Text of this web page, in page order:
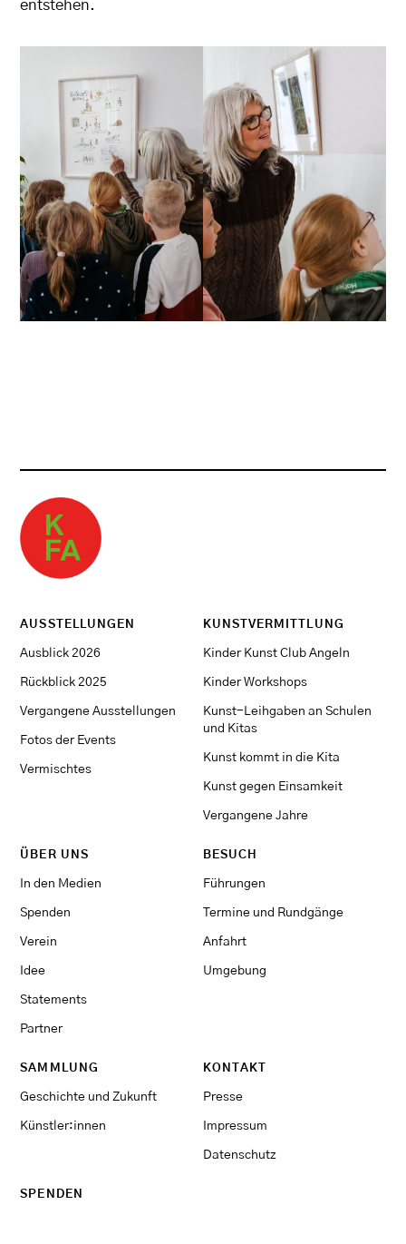
entstehen.
AUSSTELLUNGEN
Ausblick 2026
Rückblick 2025
Vergangene Ausstellungen
Fotos der Events
Vermischtes
KUNSTVERMITTLUNG
Kinder Kunst Club Angeln
Kinder Workshops
Kunst-Leihgaben an Schulen
und Kitas
Kunst kommt in die Kita
Kunst gegen Einsamkeit
Vergangene Jahre
ÜBER UNS
In den Medien
Spenden
Verein
Idee
Statements
Partner
BESUCH
Führungen
Termine und Rundgänge
Anfahrt
Umgebung
SAMMLUNG
Geschichte und Zukunft
Künstler:innen
KONTAKT
Presse
Impressum
Datenschutz
SPENDEN